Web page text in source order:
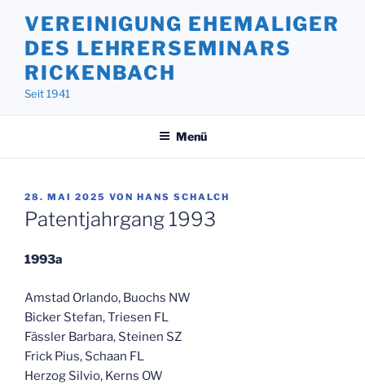
Inhalt
springen
VEREINIGUNG EHEMALIGER
DES LEHRERSEMINARS
RICKENBACH
Seit 1941
Menü
VERÖFFENTLICHT
AM
28. MAI 2025 VON HANS SCHALCH
Patentjahrgang 1993
1993a
Amstad Orlando, Buochs NW
Bicker Stefan, Triesen FL
Fässler Barbara, Steinen SZ
Frick Pius, Schaan FL
Herzog Silvio, Kerns OW